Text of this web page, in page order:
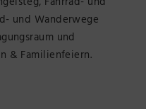
und Wanderwege
und
& Familienfeiern.